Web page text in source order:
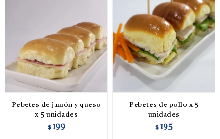
Pebetes de jamón y queso
x 5 unidades
$ 199
Pebetes de pollo x 5
unidades
$ 195